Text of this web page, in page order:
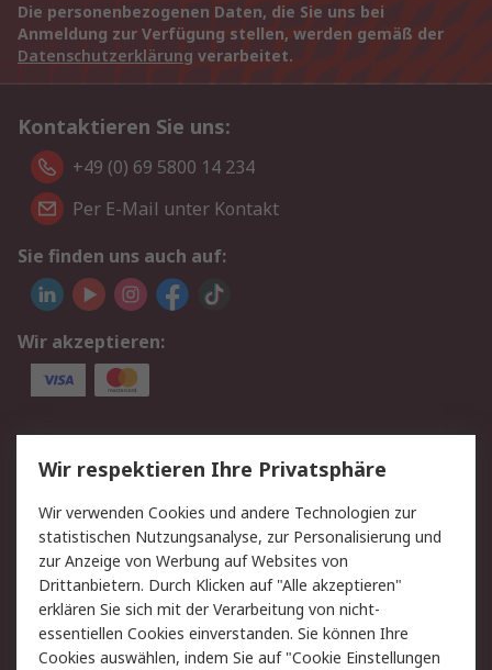
Die personenbezogenen Daten, die Sie uns bei
Anmeldung zur Verfügung stellen, werden gemäß der
Datenschutzerklärung verarbeitet.
Kontaktieren Sie uns:
+49 (0) 69 5800 14 234
Per E-Mail unter Kontakt
Sie finden uns auch auf:
Wir akzeptieren:
Service
Value Added Services
Lieferlösungen
Rücksendungen
Kontakt
Hilfe
Privatkunden
Rechtliches
AGB
Datenschutz
Wir respektieren Ihre Privatsphäre
Wir verwenden Cookies und andere Technologien zur
statistischen Nutzungsanalyse, zur Personalisierung und
zur Anzeige von Werbung auf Websites von
Drittanbietern. Durch Klicken auf "Alle akzeptieren"
erklären Sie sich mit der Verarbeitung von nicht-
essentiellen Cookies einverstanden. Sie können Ihre
Cookies auswählen, indem Sie auf "Cookie Einstellungen